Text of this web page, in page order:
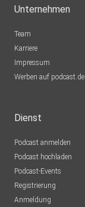
Unternehmen
Team
Karriere
Impressum
Werben auf podcast.de
Dienst
Podcast anmelden
Podcast hochladen
Podcast-Events
Registrierung
Anmeldung